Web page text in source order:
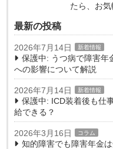
たら、お気
最新の投稿
2026年7月14日 新着情報
保護中: うつ病で障害年
への影響について解説
2026年7月14日 新着情報
保護中: ICD装着後も仕
給できる？
2026年3月16日 コラム
知的障害でも障害年金